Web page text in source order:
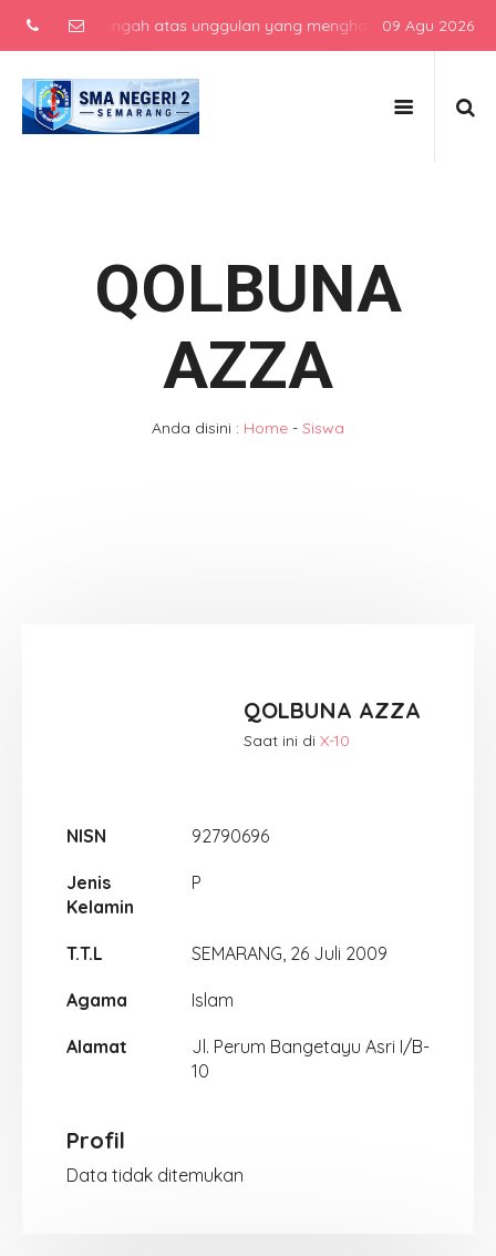
menengah atas unggulan yang menghasilkan lulusan
09 Agu 2026
QOLBUNA
AZZA
Anda disini : Home - Siswa
QOLBUNA AZZA
Saat ini di X-10
NISN 92790696
Jenis
Kelamin
P
T.T.L SEMARANG, 26 Juli 2009
Agama Islam
Alamat
Jl. Perum Bangetayu Asri I/B-
10
Profil
Data tidak ditemukan